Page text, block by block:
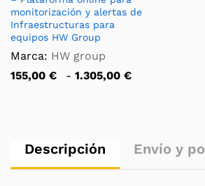
monitorización y alertas de
Infraestructuras para
equipos HW Group
Marca: HW group
155,00 € - 1.305,00 €
1.305,00 €
Descripción Envío y